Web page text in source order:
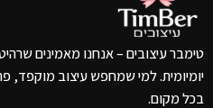
טימבר עיצובים – אנחנו מאמינים
יומיומית. למי שמחפש עיצוב מוקפד,
בכל מקום.